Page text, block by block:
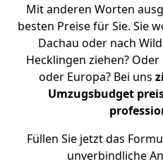
Mit anderen Worten
besten Preise für Sie. Sie
Dachau oder nach
Hecklingen ziehen?
oder Europa? Bei uns
Umzugsbudget
Füllen Sie jetzt das
unverbindliche